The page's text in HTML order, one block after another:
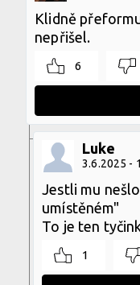
Klidně
nepřišel.
6
Luke
3.6.2025 -
Jestli mu
umístěném"
To je ten
1